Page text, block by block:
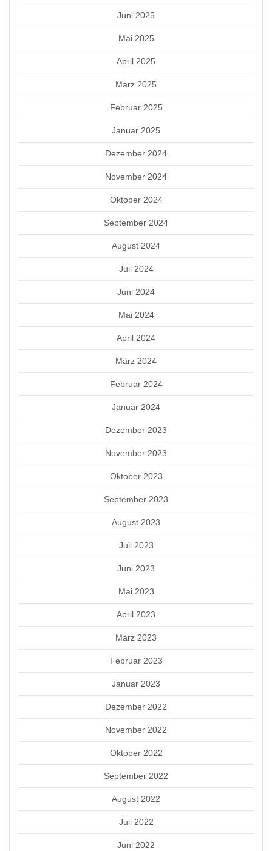
Juni 2025
Mai 2025
April 2025
März 2025
Februar 2025
Januar 2025
Dezember 2024
November 2024
Oktober 2024
September 2024
August 2024
Juli 2024
Juni 2024
Mai 2024
April 2024
März 2024
Februar 2024
Januar 2024
Dezember 2023
November 2023
Oktober 2023
September 2023
August 2023
Juli 2023
Juni 2023
Mai 2023
April 2023
März 2023
Februar 2023
Januar 2023
Dezember 2022
November 2022
Oktober 2022
September 2022
August 2022
Juli 2022
Juni 2022